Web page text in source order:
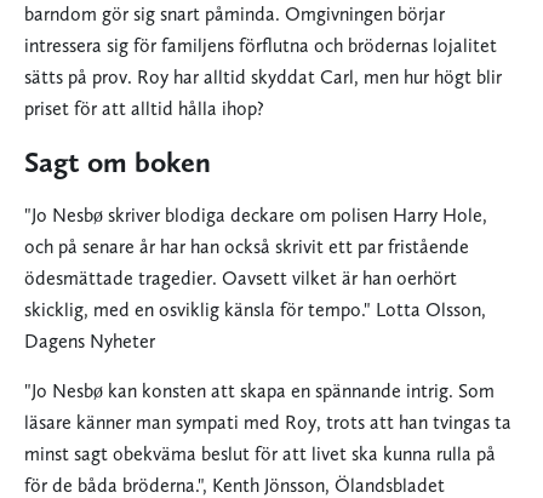
barndom gör sig snart påminda. Omgivningen börjar
intressera sig för familjens förflutna och brödernas lojalitet
sätts på prov. Roy har alltid skyddat Carl, men hur högt blir
priset för att alltid hålla ihop?
Sagt om boken
"Jo Nesbø skriver blodiga deckare om polisen Harry Hole,
och på senare år har han också skrivit ett par fristående
ödesmättade tragedier. Oavsett vilket är han oerhört
skicklig, med en osviklig känsla för tempo." Lotta Olsson,
Dagens Nyheter
"Jo Nesbø kan konsten att skapa en spännande intrig. Som
läsare känner man sympati med Roy, trots att han tvingas ta
minst sagt obekväma beslut för att livet ska kunna rulla på
för de båda bröderna.", Kenth Jönsson, Ölandsbladet